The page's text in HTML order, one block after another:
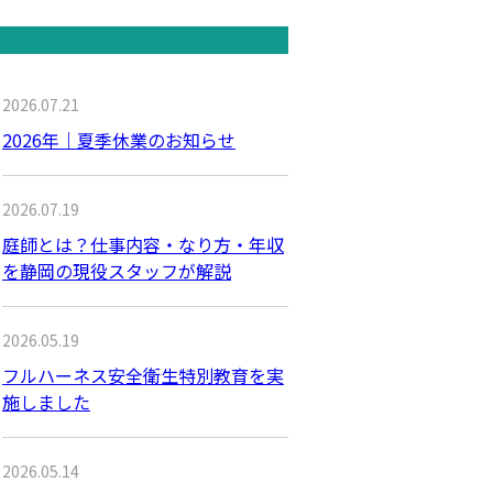
2026.07.21
2026年｜夏季休業のお知らせ
2026.07.19
庭師とは？仕事内容・なり方・年収
を静岡の現役スタッフが解説
2026.05.19
フルハーネス安全衛生特別教育を実
施しました
2026.05.14